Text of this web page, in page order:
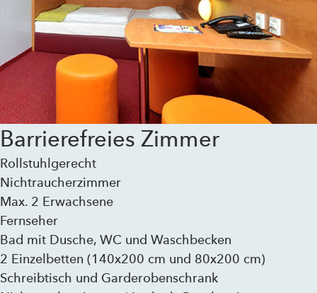
Barrierefreies Zimmer
Rollstuhlgerecht
Nichtraucherzimmer
Max. 2 Erwachsene
Fernseher
Bad mit Dusche, WC und Waschbecken
2 Einzelbetten (140x200 cm und 80x200 cm)
Schreibtisch und Garderobenschrank